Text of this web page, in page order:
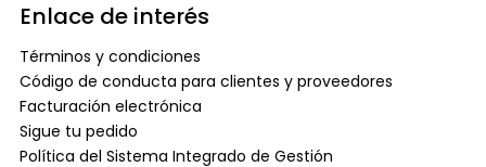
Enlace de interés
Términos y condiciones
Código de conducta para clientes y proveedores
Facturación electrónica
Sigue tu pedido
Política del Sistema Integrado de Gestión